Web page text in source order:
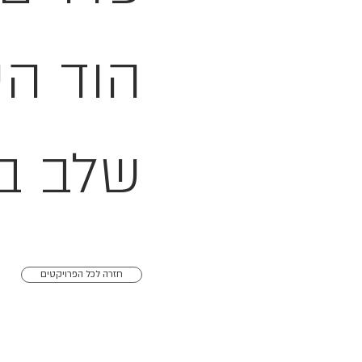
הוד
שלב
חזרה לכל הפרויקטים